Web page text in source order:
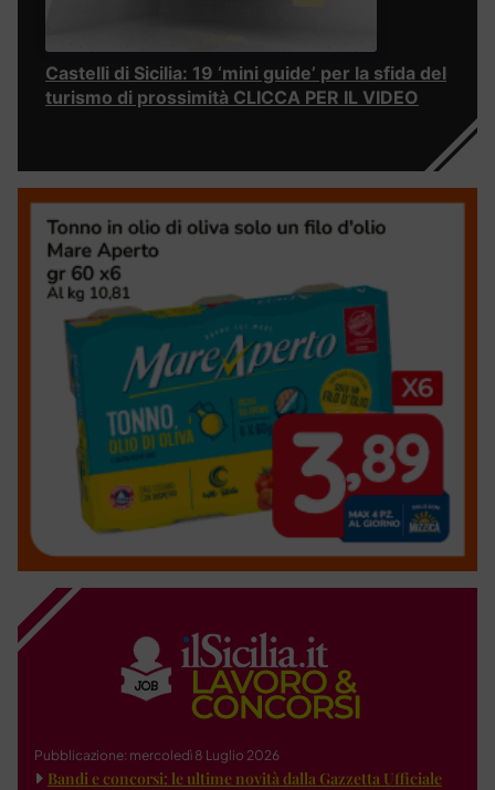
Castelli di Sicilia: 19 ‘mini guide’ per la sfida del
turismo di prossimità CLICCA PER IL VIDEO
Pubblicazione: mercoledì 8 Luglio 2026
Bandi e concorsi: le ultime novità dalla Gazzetta Ufficiale